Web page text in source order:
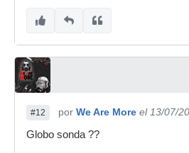
#12 por We Are More el 13/07/
Globo sonda ??